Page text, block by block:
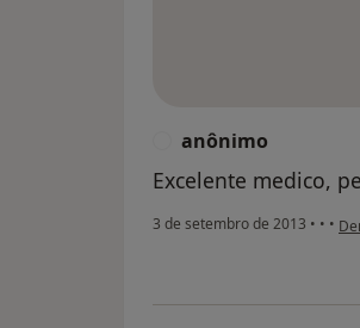
anônimo
Excelente medico,
3 de setembro de 2013 • • • na